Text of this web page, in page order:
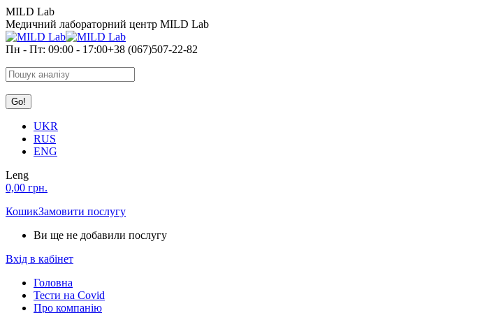
Skip
to
content
MILD Lab
Медичний лабораторний центр MILD Lab
Пн - Пт: 09:00 - 17:00+38 (067)507-22-82
Search:
UKR
RUS
ENG
Leng
0,00 грн.
КошикЗамовити послугу
Ви ще не добавили послугу
Вхід в кабінет
Головна
Тести на Covid
Про компанію